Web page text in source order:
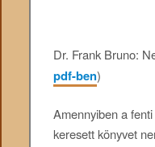
Dr. Frank Bruno:
pdf-ben)
Amennyiben a
keresett könyvet